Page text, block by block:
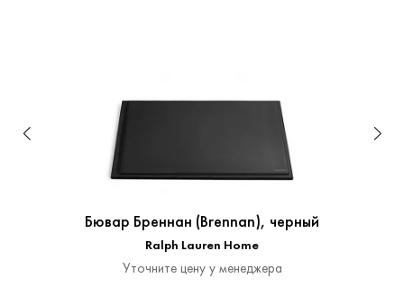
Бювар Бреннан (Brennan), черный
Ralph Lauren Home
Уточните цену у менеджера